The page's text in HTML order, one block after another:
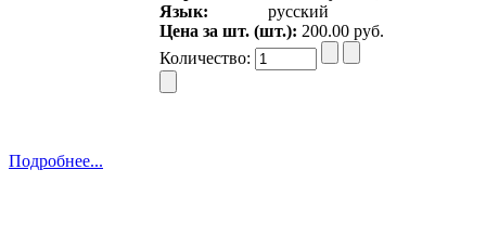
Язык:
русский
Цена за шт. (шт.): 200.00 руб.
Количество:
Подробнее...